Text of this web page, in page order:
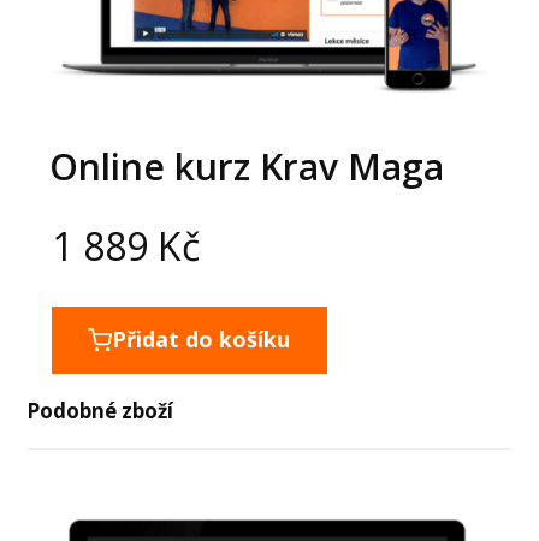
Online kurz Krav Maga
1 889 Kč
Přidat do košíku
Podobné zboží